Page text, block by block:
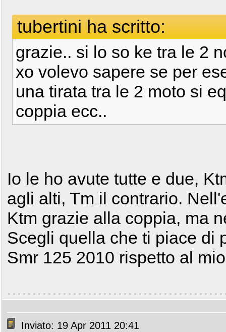
tubertini ha scritto:
grazie.. si lo so ke tra le 2
xo volevo sapere se per
una tirata tra le 2 moto si
coppia ecc..
Io le ho avute tutte e due,
agli alti, Tm il contrario.
Ktm grazie alla coppia, ma
Scegli quella che ti piace di
Smr 125 2010 rispetto al
Inviato: 19 Apr 2011 20:41